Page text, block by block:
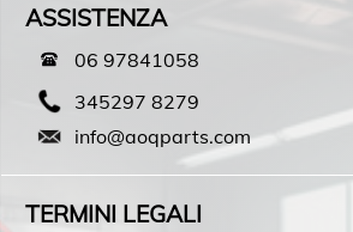
ASSISTENZA
06 97841058
345297 8279
info@aoqparts.com
TERMINI LEGALI